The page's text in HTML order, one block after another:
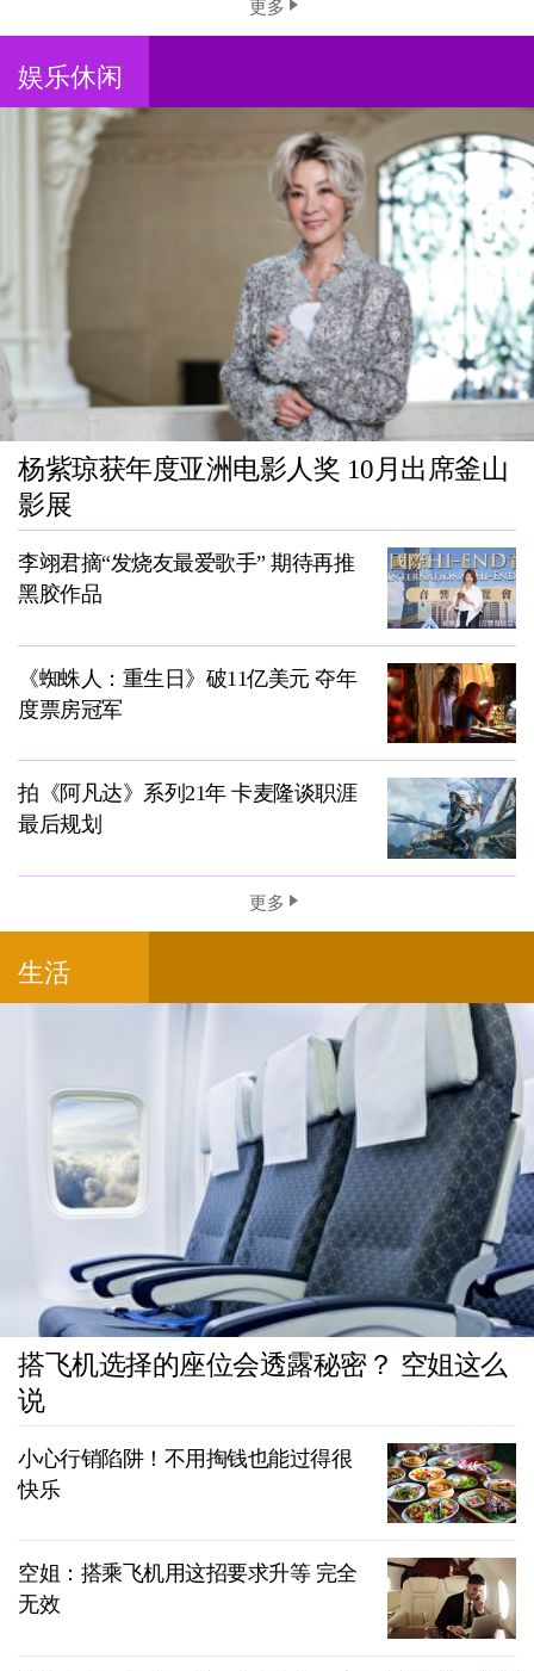
更多
娱乐休闲
杨紫琼获年度亚洲电影人奖 10月出席釜山
影展
李翊君摘“发烧友最爱歌手” 期待再推
黑胶作品
《蜘蛛人：重生日》破11亿美元 夺年
度票房冠军
拍《阿凡达》系列21年 卡麦隆谈职涯
最后规划
更多
生活
搭飞机选择的座位会透露秘密？ 空姐这么
说
小心行销陷阱！不用掏钱也能过得很
快乐
空姐：搭乘飞机用这招要求升等 完全
无效